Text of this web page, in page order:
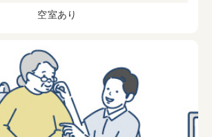
空室あり